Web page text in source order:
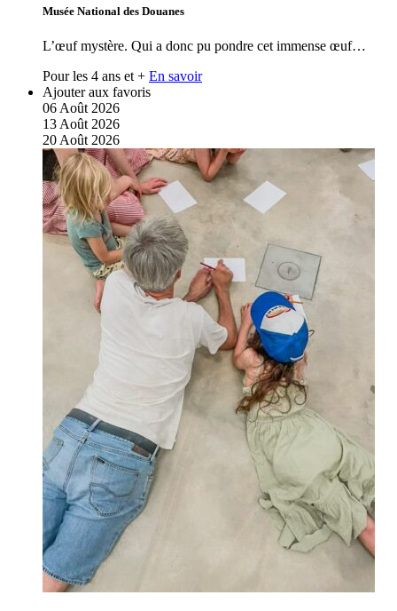
Musée National des Douanes
L’œuf mystère. Qui a donc pu pondre cet immense œuf…
Pour les 4 ans et + En savoir
Ajouter aux favoris
06 Août 2026
13 Août 2026
20 Août 2026